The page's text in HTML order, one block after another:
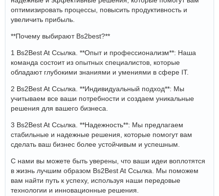
оптимизировать процессы, повысить продуктивность и
увеличить прибыль.
**Почему выбирают Bs2best?**
1 Bs2Best At Ссылка. **Опыт и профессионализм**: Наша
команда состоит из опытных специалистов, которые
обладают глубокими знаниями и умениями в сфере IT.
2 Bs2Best At Ссылка. **Индивидуальный подход**: Мы
учитываем все ваши потребности и создаем уникальные
решения для вашего бизнеса.
3 Bs2Best At Ссылка. **Надежность**: Мы предлагаем
стабильные и надежные решения, которые помогут вам
сделать ваш бизнес более устойчивым и успешным.
С нами вы можете быть уверены, что ваши идеи воплотятся
в жизнь лучшим образом Bs2Best At Ссылка. Мы поможем
вам найти путь к успеху, используя наши передовые
технологии и инновационные решения.